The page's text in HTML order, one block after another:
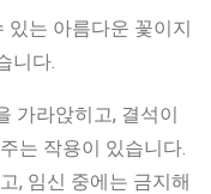
있는 아름다운 꽃이지
니다.
가라앉히고, 결석이
는 작용이 있습니다.
, 임신 중에는 금지해